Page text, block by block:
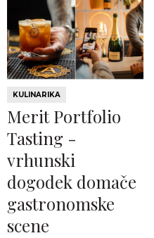
KULINARIKA
Merit Portfolio
Tasting -
vrhunski
dogodek domače
gastronomske
scene